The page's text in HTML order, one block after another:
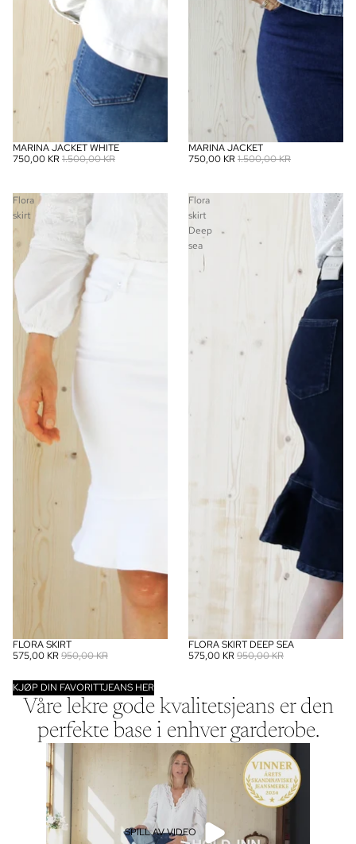
SALG
MARINA JACKET WHITE
750,00 KR1.500,00 KR
SALG
MARINA JACKET
750,00 KR1.500,00 KR
Flora
skirt
SALG
FLORA SKIRT
575,00 KR950,00 KR
Flora
skirt
Deep
sea
SALG
FLORA SKIRT DEEP SEA
575,00 KR950,00 KR
KJØP DIN FAVORITTJEANS HER
Våre lekre gode kvalitetsjeans er den
perfekte base i enhver garderobe.
SPILL AV VIDEO